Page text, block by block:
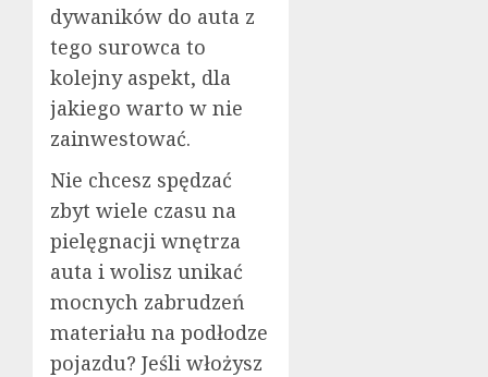
dywaników do auta z
tego surowca to
kolejny aspekt, dla
jakiego warto w nie
zainwestować.
Nie chcesz spędzać
zbyt wiele czasu na
pielęgnacji wnętrza
auta i wolisz unikać
mocnych zabrudzeń
materiału na podłodze
pojazdu? Jeśli włożysz